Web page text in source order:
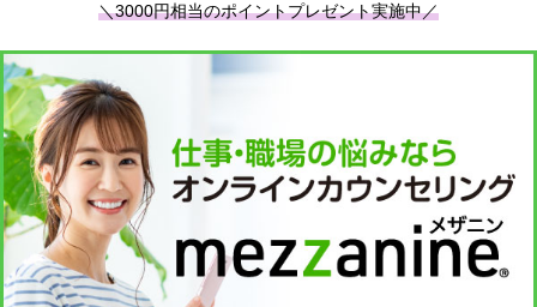
＼3000円相当のポイントプレゼント実施中／